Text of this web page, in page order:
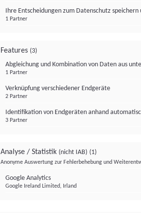
Ihre Entscheidungen zum Datenschutz
1 Partner
Features (3)
Abgleichung und Kombination von Daten aus
1 Partner
Verknüpfung verschiedener Endgeräte
2 Partner
Identifikation von Endgeräten anhand
3 Partner
Analyse / Statistik (nicht IAB) (1)
Anonyme Auswertung zur Fehlerbehebung und
Google Analytics
Google Ireland Limited, Irland